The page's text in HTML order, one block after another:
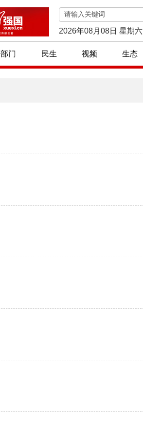
2026年08月08日 星期六
部门 民生 视频 生态
首批76个宁夏特色旅游村镇名单公布！